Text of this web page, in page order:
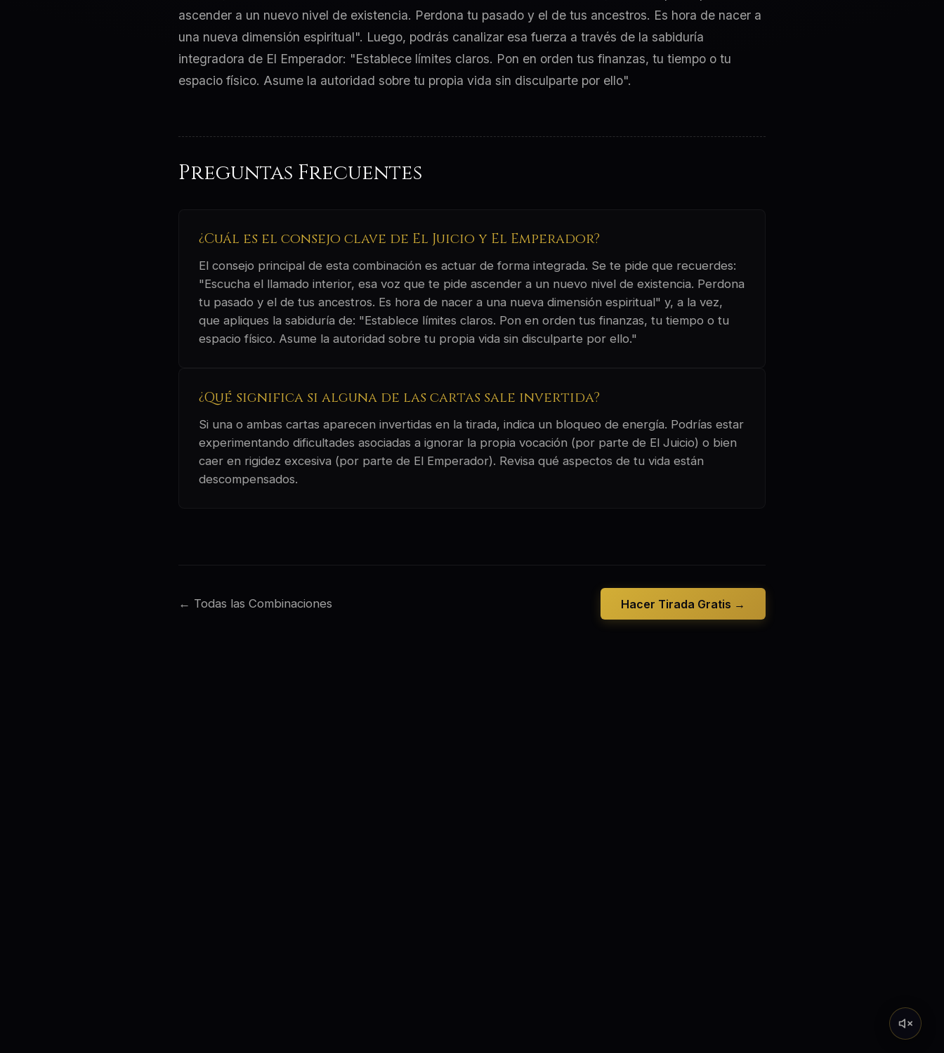
ascender a un nuevo nivel de existencia. Perdona tu pasado y el de tus ancestros. Es hora de nacer a
una nueva dimensión espiritual". Luego, podrás canalizar esa fuerza a través de la sabiduría
integradora de El Emperador: "Establece límites claros. Pon en orden tus finanzas, tu tiempo o tu
espacio físico. Asume la autoridad sobre tu propia vida sin disculparte por ello".
Preguntas Frecuentes
¿Cuál es el consejo clave de El Juicio y El Emperador?
El consejo principal de esta combinación es actuar de forma integrada. Se te pide que recuerdes:
"Escucha el llamado interior, esa voz que te pide ascender a un nuevo nivel de existencia. Perdona
tu pasado y el de tus ancestros. Es hora de nacer a una nueva dimensión espiritual" y, a la vez,
que apliques la sabiduría de: "Establece límites claros. Pon en orden tus finanzas, tu tiempo o tu
espacio físico. Asume la autoridad sobre tu propia vida sin disculparte por ello."
¿Qué significa si alguna de las cartas sale invertida?
Si una o ambas cartas aparecen invertidas en la tirada, indica un bloqueo de energía. Podrías estar
experimentando dificultades asociadas a ignorar la propia vocación (por parte de El Juicio) o bien
caer en rigidez excesiva (por parte de El Emperador). Revisa qué aspectos de tu vida están
descompensados.
← Todas las Combinaciones Hacer Tirada Gratis →